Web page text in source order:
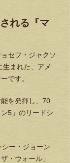
れる『マ
セフ・ジャクソ
まれた、アメ
です。
を発揮し、70
5」のリードシ
ー・ジョーン
・ウォール」